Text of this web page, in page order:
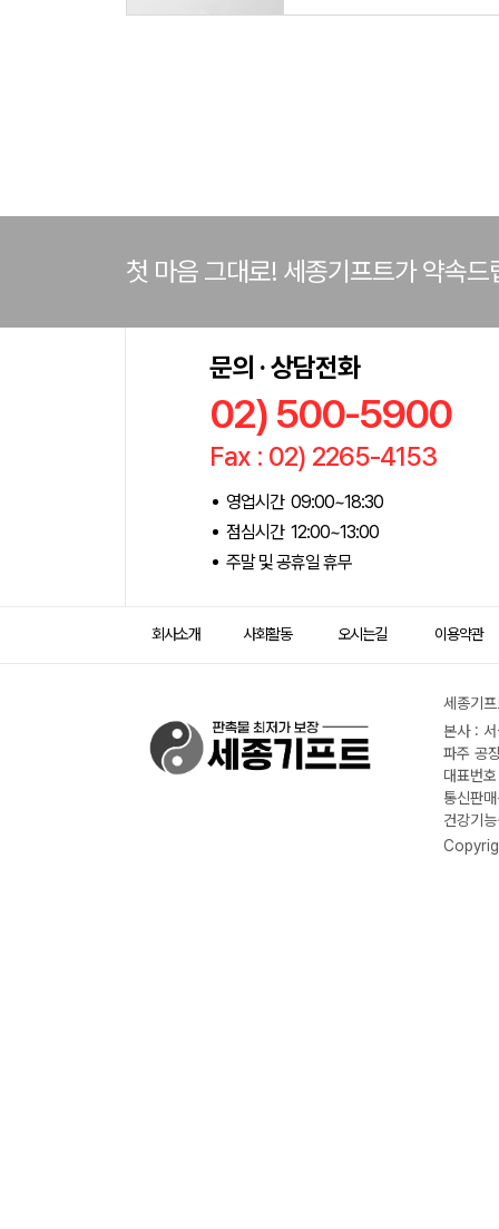
첫 마음 그대로! 세종기프트가 약속드
문의 · 상담전화
02) 500-5900
Fax : 02) 2265-4153
영업시간 09:00~18:30
점심시간 12:00~13:00
주말 및 공휴일 휴무
회사소개 사회활동 오시는길 이용약관
세종기
본사 :
파주 공
대표번
통신판
건강기